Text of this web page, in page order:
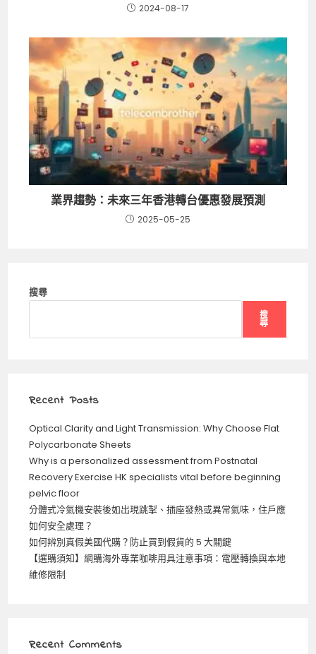
2024-08-17
業界趨勢：未來三年香港轉台優惠發展預測
2025-05-25
搜尋
搜
尋
Recent Posts
Optical Clarity and Light Transmission: Why Choose Flat
Polycarbonate Sheets
Why is a personalized assessment from Postnatal
Recovery Exercise HK specialists vital before beginning
pelvic floor
分體式冷氣機安裝後如出現跳掣、插座發熱或異常氣味，住戶應
如何安全處理？
如何辨別真假美國代購？防止買到假貨的 5 大關鍵
【選購須知】網購海外專業咖啡用具注意事項：電壓轉換與本地
維修限制
Recent Comments